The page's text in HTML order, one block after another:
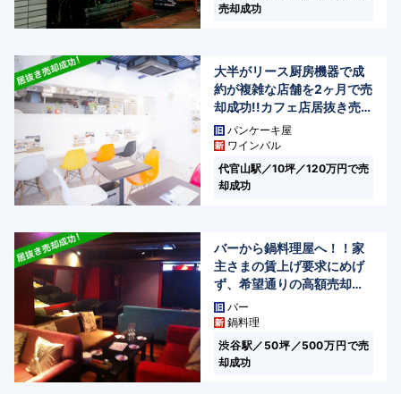
売却成功
大半がリース厨房機器で成
約が複雑な店舗を2ヶ月で売
却成功!!カフェ店居抜き売却
事例(東京都/渋谷区代官山
町)
パンケーキ屋
ワインバル
代官山駅／10坪／120万円で売
却成功
バーから鍋料理屋へ！！家
主さまの賃上げ要求にめげ
ず、希望通りの高額売却成
功！！(東京都/渋谷区渋谷)
バー
鍋料理
渋谷駅／50坪／500万円で売
却成功